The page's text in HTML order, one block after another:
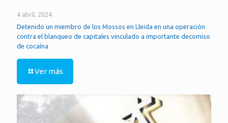
4 abril, 2024
Detenido un miembro de los Mossos en Lleida en una operación
contra el blanqueo de capitales vinculado a importante decomiso
de cocaína
Ver más